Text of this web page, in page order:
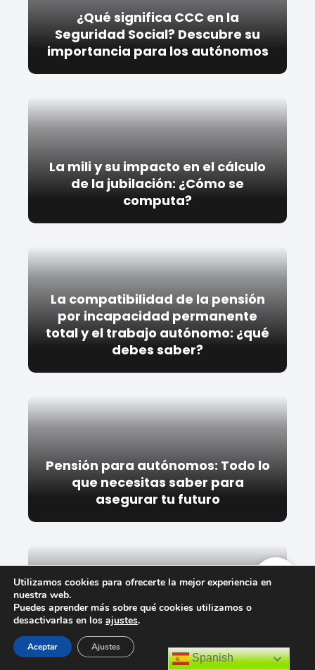
¿Qué significa CCC en la
Seguridad Social? Descubre su
importancia para los autónomos
La mili y su impacto en el cálculo
de la jubilación: ¿Cómo se
computa?
La compatibilidad de la pensión
por incapacidad permanente
total y el trabajo autónomo: ¿qué
debes saber?
Pensión para autónomos: Todo lo
que necesitas saber para
asegurar tu futuro
Autónomo y Pensión de Viudedad:
¿Es posible compatibilizar ambas
situaciones?
Spanish
Utilizamos cookies para ofrecerte la mejor experiencia en
nuestra web.
Puedes aprender más sobre qué cookies utilizamos o
desactivarlas en los ajustes.
Aceptar Ajustes